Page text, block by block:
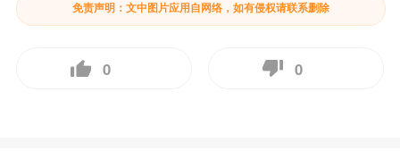
免责声明：文中图片应用自网络，如有侵权请联系删除
0 0